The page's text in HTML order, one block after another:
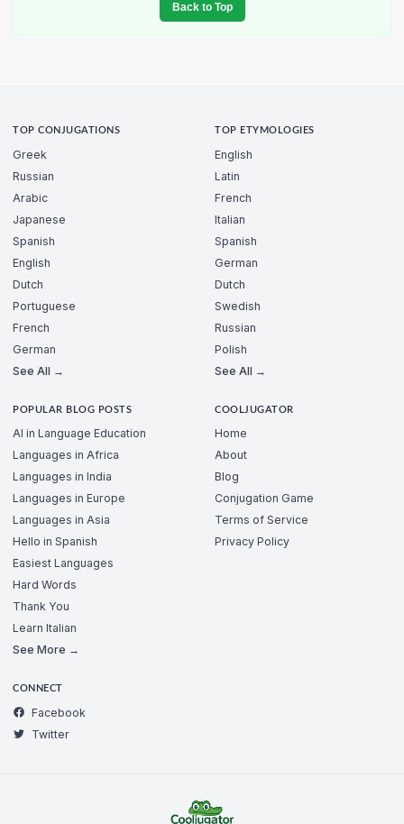
Back to Top
TOP CONJUGATIONS
Greek
Russian
Arabic
Japanese
Spanish
English
Dutch
Portuguese
French
German
See All →
TOP ETYMOLOGIES
English
Latin
French
Italian
Spanish
German
Dutch
Swedish
Russian
Polish
See All →
POPULAR BLOG POSTS
AI in Language Education
Languages in Africa
Languages in India
Languages in Europe
Languages in Asia
Hello in Spanish
Easiest Languages
Hard Words
Thank You
Learn Italian
See More →
COOLJUGATOR
Home
About
Blog
Conjugation Game
Terms of Service
Privacy Policy
CONNECT
Facebook
Twitter